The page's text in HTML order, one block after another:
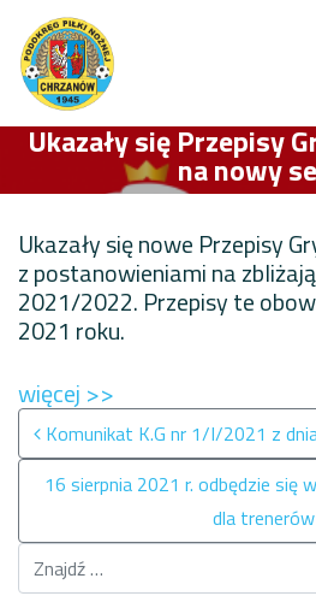
Ukazały się Przepisy
na nowy
Ukazały się nowe Przepisy
z postanowieniami na
2021/2022. Przepisy te
2021 roku.
więcej >>
Nawigacja po
Komunikat K.G nr 1/I/2021 z
16 sierpnia 2021 r. odbędzie się
dla trenerów